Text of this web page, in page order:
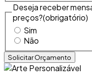
Deseja receber
preços?(obrigatório)
Sim
Não